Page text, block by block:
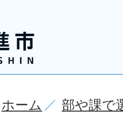
ホーム 部や課で